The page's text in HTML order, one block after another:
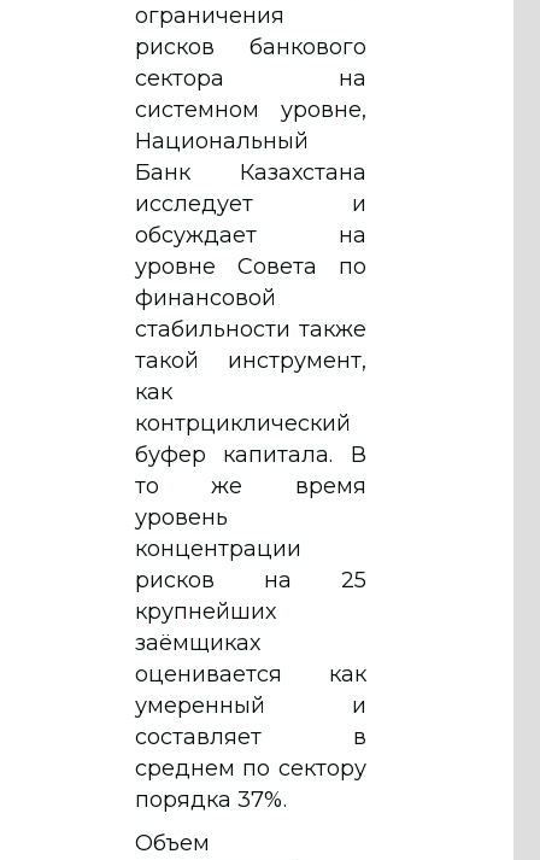
ограничения
рисков банкового
сектора на
системном уровне,
Национальный
Банк Казахстана
исследует и
обсуждает на
уровне Совета по
финансовой
стабильности также
такой инструмент,
как
контрциклический
буфер капитала. В
то же время
уровень
концентрации
рисков на 25
крупнейших
заёмщиках
оценивается как
умеренный и
составляет в
среднем по сектору
порядка 37%.
Объем